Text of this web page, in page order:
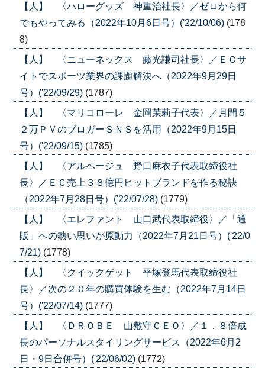
【人】 〈ハローグッズ 神重治社長〉／ゼロから何
でもやってみる（2022年10月6日号）('22/10/06) (178
8)
【人】 〈ニューネックス 藤光謙司社長〉／ＥＣサ
イトでスポーツ業界の課題解決へ（2022年9月29日
号）('22/09/29) (1787)
【人】 〈マリコローレ 金岡茉莉子代表〉／月間５
２万ＰＶのブロガーＳＮＳを活用（2022年9月15日
号）('22/09/15) (1785)
【人】 〈アルページュ 野口麻衣子代表取締役社
長〉／ＥＣ売上３８億円ヒットブランドを作る秘訣
（2022年7月28日号）('22/07/28) (1779)
【人】 〈エレファント 山口武代表取締役〉／「通
販」への熱い思いが原動力（2022年7月21日号）('22/0
7/21) (1778)
【人】 〈クイックゲット 平塚登馬代表取締役社
長〉／次の２０年の購買体験を生む（2022年7月14日
号）('22/07/14) (1777)
【人】 〈ＤＲＯＢＥ 山敷守ＣＥＯ〉／１．８倍成
長のパーソナルスタイリングサービス（2022年6月2
日・9日合併号）('22/06/02) (1772)